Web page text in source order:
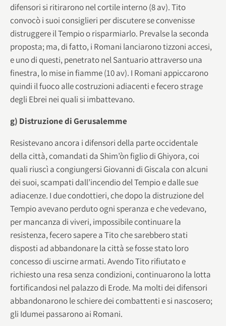
difensori si ritirarono nel cortile interno (8 av). Tito
convocò i suoi consiglieri per discutere se convenisse
distruggere il Tempio o risparmiarlo. Prevalse la seconda
proposta; ma, di fatto, i Romani lanciarono tizzoni accesi,
e uno di questi, penetrato nel Santuario attraverso una
finestra, lo mise in fiamme (10 av). I Romani appiccarono
quindi il fuoco alle costruzioni adiacenti e fecero strage
degli Ebrei nei quali si imbattevano.
g) Distruzione di Gerusalemme
Resistevano ancora i difensori della parte occidentale
della città, comandati da Shim’òn figlio di Ghiyora, coi
quali riuscì a congiungersi Giovanni di Giscala con alcuni
dei suoi, scampati dall’incendio del Tempio e dalle sue
adiacenze. I due condottieri, che dopo la distruzione del
Tempio avevano perduto ogni speranza e che vedevano,
per mancanza di viveri, impossibile continuare la
resistenza, fecero sapere a Tito che sarebbero stati
disposti ad abbandonare la città se fosse stato loro
concesso di uscirne armati. Avendo Tito rifiutato e
richiesto una resa senza condizioni, continuarono la lotta
fortificandosi nel palazzo di Erode. Ma molti dei difensori
abbandonarono le schiere dei combattenti e si nascosero;
gli Idumei passarono ai Romani.